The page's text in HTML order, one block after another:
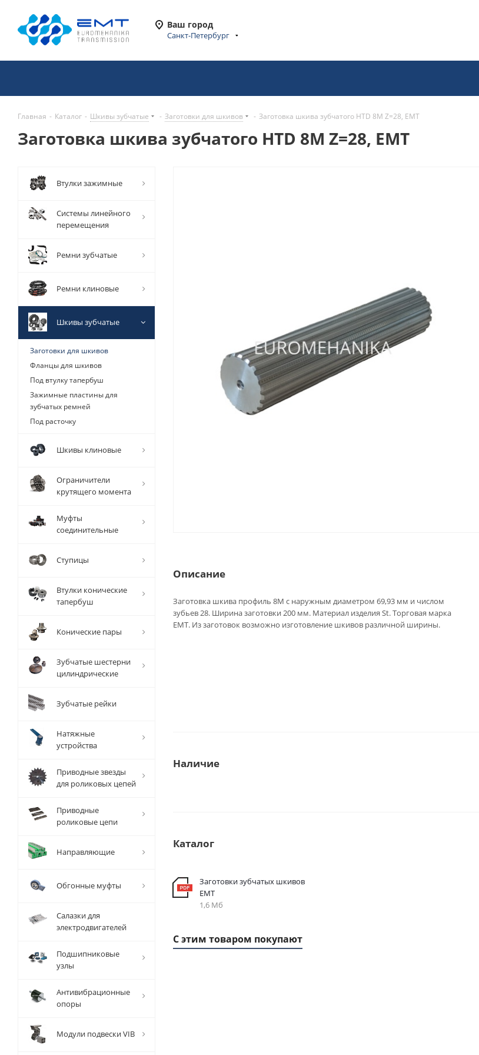
Ваш город
Санкт-Петербург
Главная - Каталог - Шкивы зубчатые - Заготовки для шкивов - Заготовка шкива зубчатого HTD 8M Z=28, EMT
Заготовка шкива зубчатого HTD 8M Z=28, EMT
Описание
Заготовка шкива профиль 8M с наружным диаметром 69,93 мм и числом
зубьев 28. Ширина заготовки 200 мм. Материал изделия St. Торговая марка
EMT. Из заготовок возможно изготовление шкивов различной ширины.
Наличие
Каталог
Заготовки зубчатых шкивов
EMT
1,6 Мб
С этим товаром покупают
Втулки зажимные
Системы линейного
перемещения
Ремни зубчатые
Ремни клиновые
Шкивы зубчатые
Заготовки для шкивов
Фланцы для шкивов
Под втулку тапербуш
Зажимные пластины для
зубчатых ремней
Под расточку
Шкивы клиновые
Ограничители
крутящего момента
Муфты
соединительные
Ступицы
Втулки конические
тапербуш
Конические пары
Зубчатые шестерни
цилиндрические
Зубчатые рейки
Натяжные
устройства
Приводные звезды
для роликовых цепей
Приводные
роликовые цепи
Направляющие
Обгонные муфты
Салазки для
электродвигателей
Подшипниковые
узлы
Антивибрационные
опоры
Модули подвески VIB